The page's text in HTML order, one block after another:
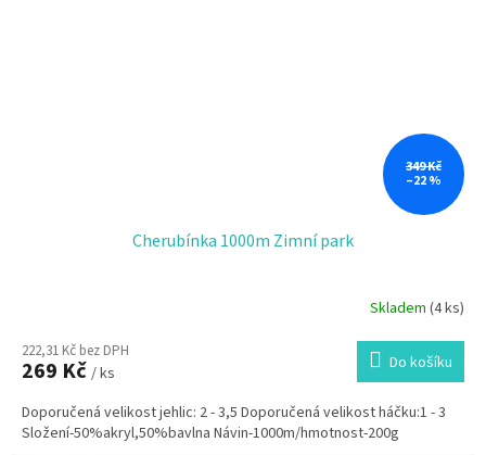
349 Kč
–22 %
Cherubínka 1000m Zimní park
Skladem (4 ks)
222,31 Kč bez DPH
269 Kč / ks Do košíku
Doporučená velikost jehlic: 2 - 3,5 Doporučená velikost háčku:1 - 3
Složení-50%akryl,50%bavlna Návin-1000m/hmotnost-200g